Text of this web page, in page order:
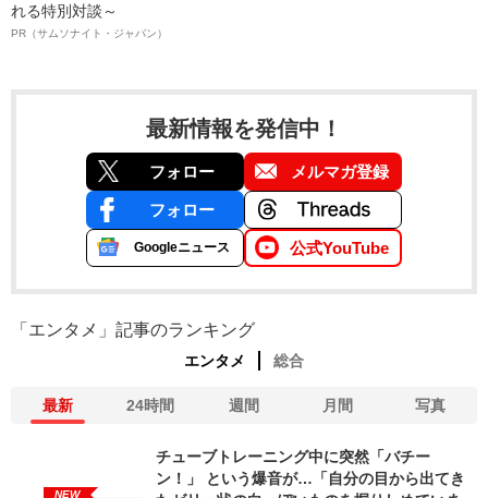
れる特別対談～
PR（サムソナイト・ジャパン）
最新情報を発信中！
フォロー メルマガ登録
フォロー
Googleニュース 公式YouTube
「エンタメ」記事のランキング
エンタメ 総合
最新 24時間 週間 月間 写真
NEW
チューブトレーニング中に突然「バチー
ン！」 という爆音が…「自分の目から出てき